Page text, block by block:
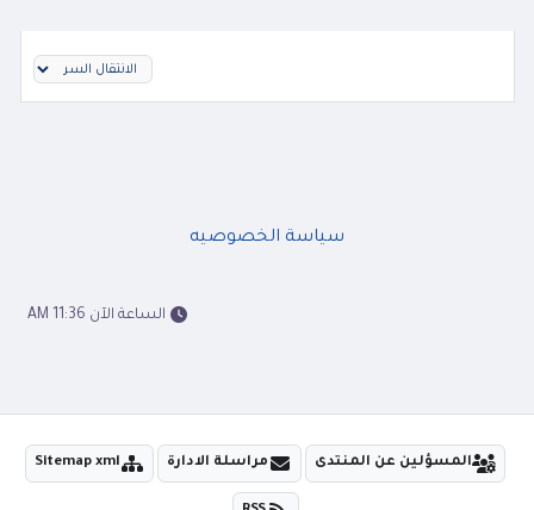
سياسة الخصوصيه
الساعة الآن 11:36 AM
المسؤلين عن المنتدى مراسلة الادارة Sitemap xml